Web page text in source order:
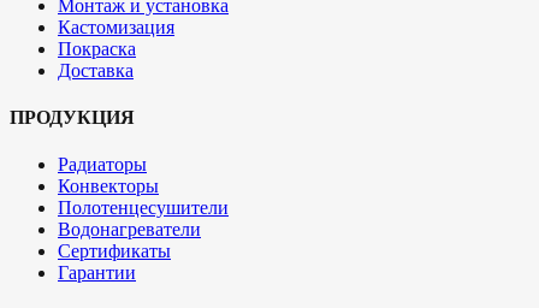
Монтаж и установка
Кастомизация
Покраска
Доставка
ПРОДУКЦИЯ
Радиаторы
Конвекторы
Полотенцесушители
Водонагреватели
Сертификаты
Гарантии